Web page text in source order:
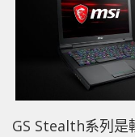
GS Stealth系列是